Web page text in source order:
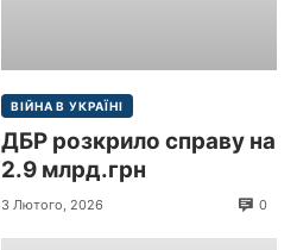
ВІЙНА В УКРАЇНІ
ДБР розкрило справу на
2.9 млрд.грн
3 Лютого, 2026 0